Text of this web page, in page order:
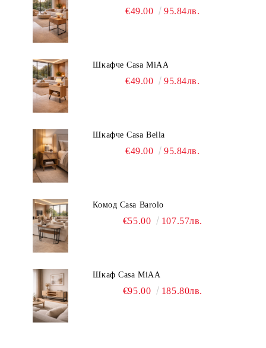
€49.00 95.84лв.
Шкафче Casa MiAA
€49.00 95.84лв.
Шкафче Casa Bella
€49.00 95.84лв.
Комод Casa Barolo
€55.00 107.57лв.
Шкаф Casa MiAA
€95.00 185.80лв.